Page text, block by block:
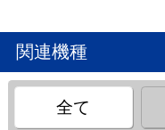
関連機種
全て